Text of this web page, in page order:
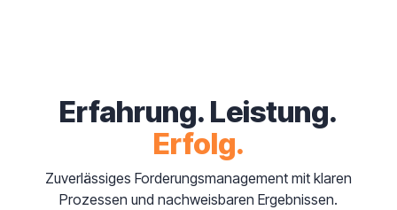
Erfahrung. Leistung.
Erfolg.
Zuverlässiges Forderungsmanagement mit klaren
Prozessen und nachweisbaren Ergebnissen.